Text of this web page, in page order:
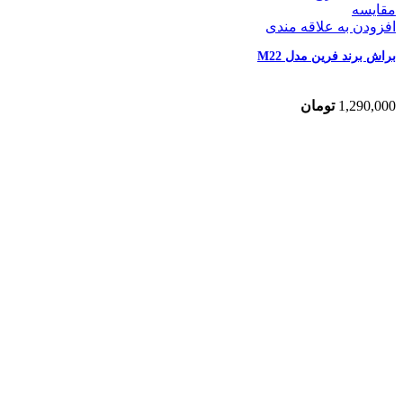
مقایسه
افزودن به علاقه مندی
براش برند فرین مدل M22
1,290,000 تومان